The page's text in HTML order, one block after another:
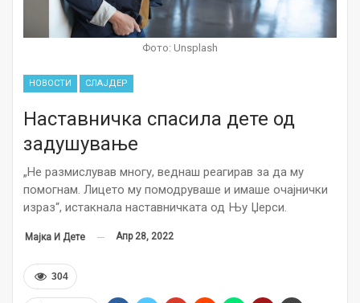
Фото: Unsplash
НОВОСТИ СЛАЈДЕР
Наставничка спасила дете од
задушување
„Не размислував многу, веднаш реагирав за да му
помогнам. Лицето му помодруваше и имаше очајнички
израз“, истакнала наставничката од Њу Џерси.
Мајка И Дете Апр 28, 2022
304